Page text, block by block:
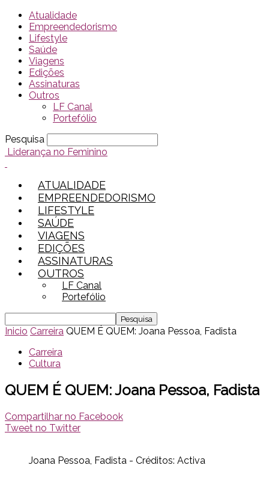
Atualidade
Empreendedorismo
Lifestyle
Saúde
Viagens
Edições
Assinaturas
Outros
LF Canal
Portefólio
Pesquisa
Liderança no Feminino
ATUALIDADE
EMPREENDEDORISMO
LIFESTYLE
SAÚDE
VIAGENS
EDIÇÕES
ASSINATURAS
OUTROS
LF Canal
Portefólio
Inicio Carreira QUEM É QUEM: Joana Pessoa, Fadista
Carreira
Cultura
QUEM É QUEM: Joana Pessoa, Fadista
Compartilhar no Facebook
Tweet no Twitter
Joana Pessoa, Fadista - Créditos: Activa